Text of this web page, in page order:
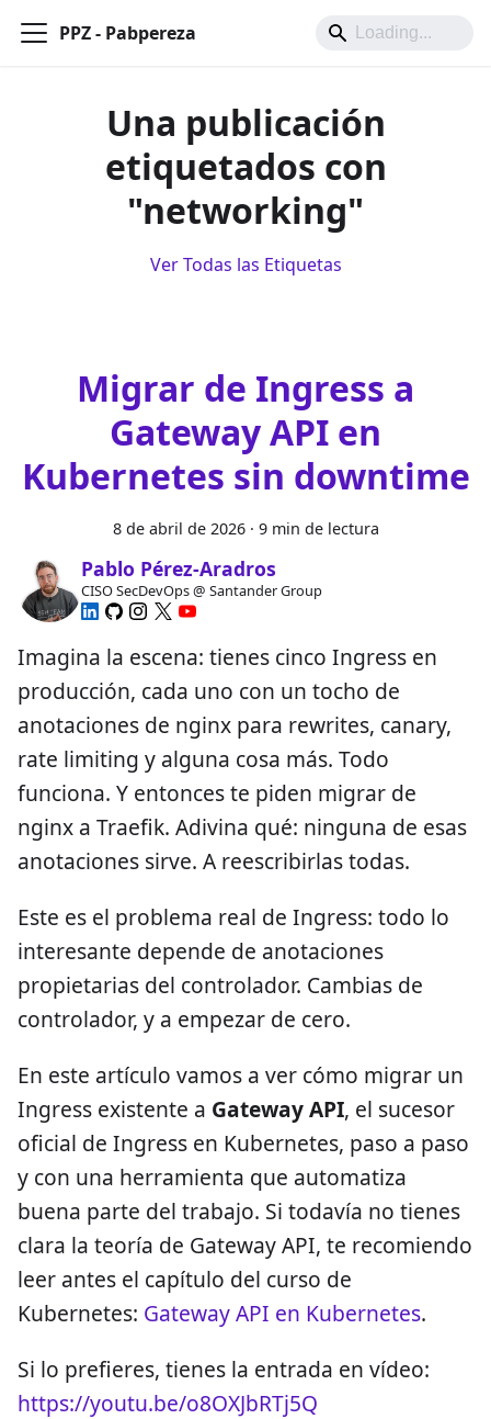
PPZ - Pabpereza
Una publicación
etiquetados con
"networking"
Ver Todas las Etiquetas
Migrar de Ingress a
Gateway API en
Kubernetes sin downtime
8 de abril de 2026· 9 min de lectura
Pablo Pérez-Aradros
CISO SecDevOps @ Santander Group
Imagina la escena: tienes cinco Ingress en
producción, cada uno con un tocho de
anotaciones de nginx para rewrites, canary,
rate limiting y alguna cosa más. Todo
funciona. Y entonces te piden migrar de
nginx a Traefik. Adivina qué: ninguna de esas
anotaciones sirve. A reescribirlas todas.
Este es el problema real de Ingress: todo lo
interesante depende de anotaciones
propietarias del controlador. Cambias de
controlador, y a empezar de cero.
En este artículo vamos a ver cómo migrar un
Ingress existente a Gateway API, el sucesor
oficial de Ingress en Kubernetes, paso a paso
y con una herramienta que automatiza
buena parte del trabajo. Si todavía no tienes
clara la teoría de Gateway API, te recomiendo
leer antes el capítulo del curso de
Kubernetes: Gateway API en Kubernetes.
Si lo prefieres, tienes la entrada en vídeo:
https://youtu.be/o8OXJbRTj5Q